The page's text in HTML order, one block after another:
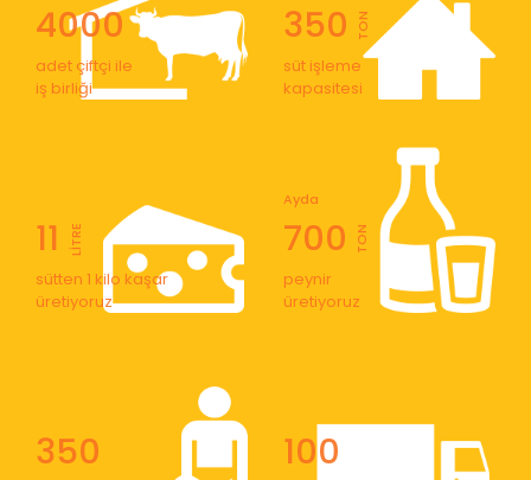
4000
adet çiftçi ile
iş birliği
350 TON
süt işleme
kapasitesi
11 LİTRE
sütten 1 kilo kaşar
üretiyoruz
700
Ayda
TON
peynir
üretiyoruz
350 100